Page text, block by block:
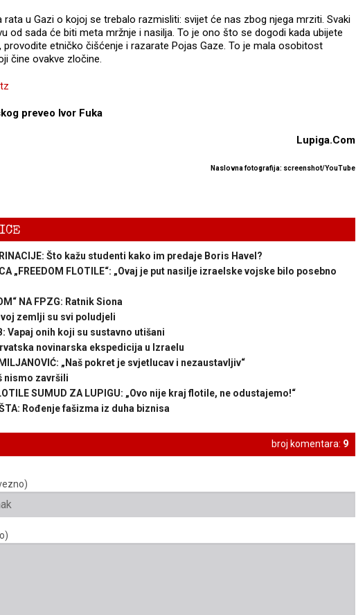
rata u Gazi o kojoj se trebalo razmisliti: svijet će nas zbog njega mrziti. Svaki
od sada će biti meta mržnje i nasilja. To je ono što se dogodi kada ubijete
provodite etničko čišćenje i razarate Pojas Gaze. To je mala osobitost
čine ovakve zločine.
preveo Ivor Fuka
Lupiga.Com
Naslovna fotografija: screenshot/YouTube
Što kažu studenti kako im predaje Boris Havel?
„FREEDOM FLOTILE“: „Ovaj je put nasilje izraelske vojske bilo posebno
NA FPZG: Ratnik Siona
zemlji su svi poludjeli
Vapaj onih koji su sustavno utišani
novinarska ekspedicija u Izraelu
MILJANOVIĆ: „Naš pokret je svjetlucav i nezaustavljiv“
nismo završili
SUMUD ZA LUPIGU: „Ovo nije kraj flotile, ne odustajemo!“
Rođenje fašizma iz duha biznisa
broj komentara: 9